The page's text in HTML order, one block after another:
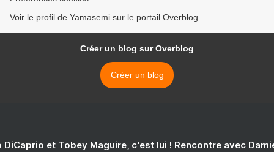
Voir le profil de Yamasemi sur le portail Overblog
Créer un blog sur Overblog
Créer un blog
DiCaprio et Tobey Maguire, c'est lui ! Rencontre avec